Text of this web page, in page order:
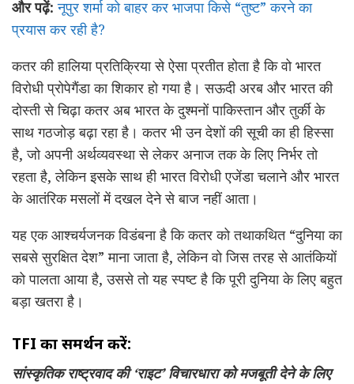
और पढ़ें:नूपुर शर्मा को बाहर कर भाजपा किसे “तुष्ट” करने का
प्रयास कर रही है?
कतर की हालिया प्रतिक्रिया से ऐसा प्रतीत होता है कि वो भारत
विरोधी प्रोपेगैंडा का शिकार हो गया है। सऊदी अरब और भारत की
दोस्ती से चिढ़ा कतर अब भारत के दुश्मनों पाकिस्तान और तुर्की के
साथ गठजोड़ बढ़ा रहा है। कतर भी उन देशों की सूची का ही हिस्सा
है, जो अपनी अर्थव्यवस्था से लेकर अनाज तक के लिए निर्भर तो
रहता है, लेकिन इसके साथ ही भारत विरोधी एजेंडा चलाने और भारत
के आतंरिक मसलों में दखल देने से बाज नहीं आता।
यह एक आश्चर्यजनक विडंबना है कि कतर को तथाकथित “दुनिया का
सबसे सुरक्षित देश” माना जाता है, लेकिन वो जिस तरह से आतंकियों
को पालता आया है, उससे तो यह स्पष्ट है कि पूरी दुनिया के लिए बहुत
बड़ा खतरा है।
TFI का समर्थन करें:
सांस्कृतिक राष्ट्रवाद की ‘राइट’ विचारधारा को मजबूती देने के लिए